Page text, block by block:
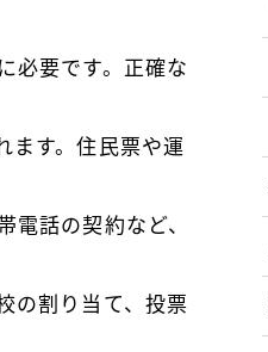
必要です。正確な
ます。住民票や運
話の契約など、
の割り当て、投票